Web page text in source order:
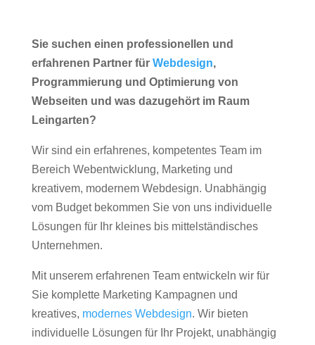
Sie suchen einen professionellen und
erfahrenen Partner für Webdesign,
Programmierung und Optimierung von
Webseiten und was dazugehört im Raum
Leingarten?
Wir sind ein erfahrenes, kompetentes Team im
Bereich Webentwicklung, Marketing und
kreativem, modernem Webdesign. Unabhängig
vom Budget bekommen Sie von uns individuelle
Lösungen für Ihr kleines bis mittelständisches
Unternehmen.
Mit unserem erfahrenen Team entwickeln wir für
Sie komplette Marketing Kampagnen und
kreatives, modernes Webdesign. Wir bieten
individuelle Lösungen für Ihr Projekt, unabhängig